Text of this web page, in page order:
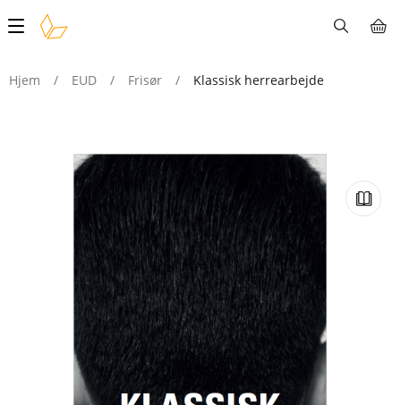
Main
Hjem
/ EUD / Frisør / Klassisk herrearbejde